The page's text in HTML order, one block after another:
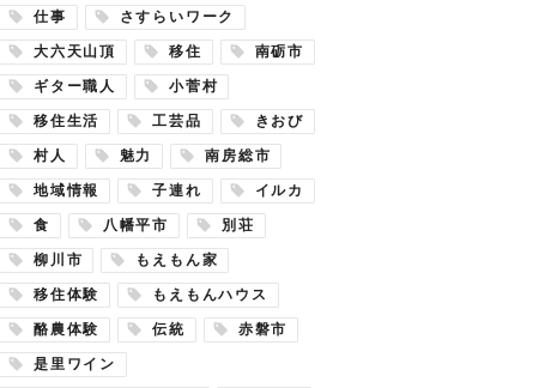
仕事 さすらいワーク
大六天山頂 移住 南砺市
ギター職人 小菅村
移住生活 工芸品 きおび
村人 魅力 南房総市
地域情報 子連れ イルカ
食 八幡平市 別荘
柳川市 もえもん家
移住体験 もえもんハウス
酪農体験 伝統 赤磐市
是里ワイン